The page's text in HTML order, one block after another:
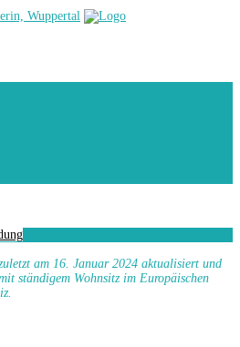
am 16. Januar 2024 aktualisiert und
ständigem Wohnsitz im Europäischen